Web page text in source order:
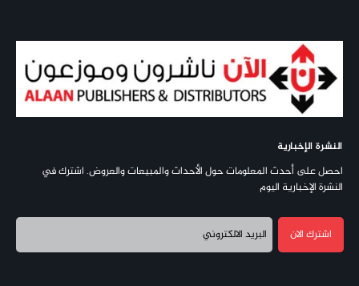
النشرة الإخبارية
احصل على أحدث المعلومات حول الأحداث والمبيعات والعروض. اشترك في
النشرة الإخبارية اليوم